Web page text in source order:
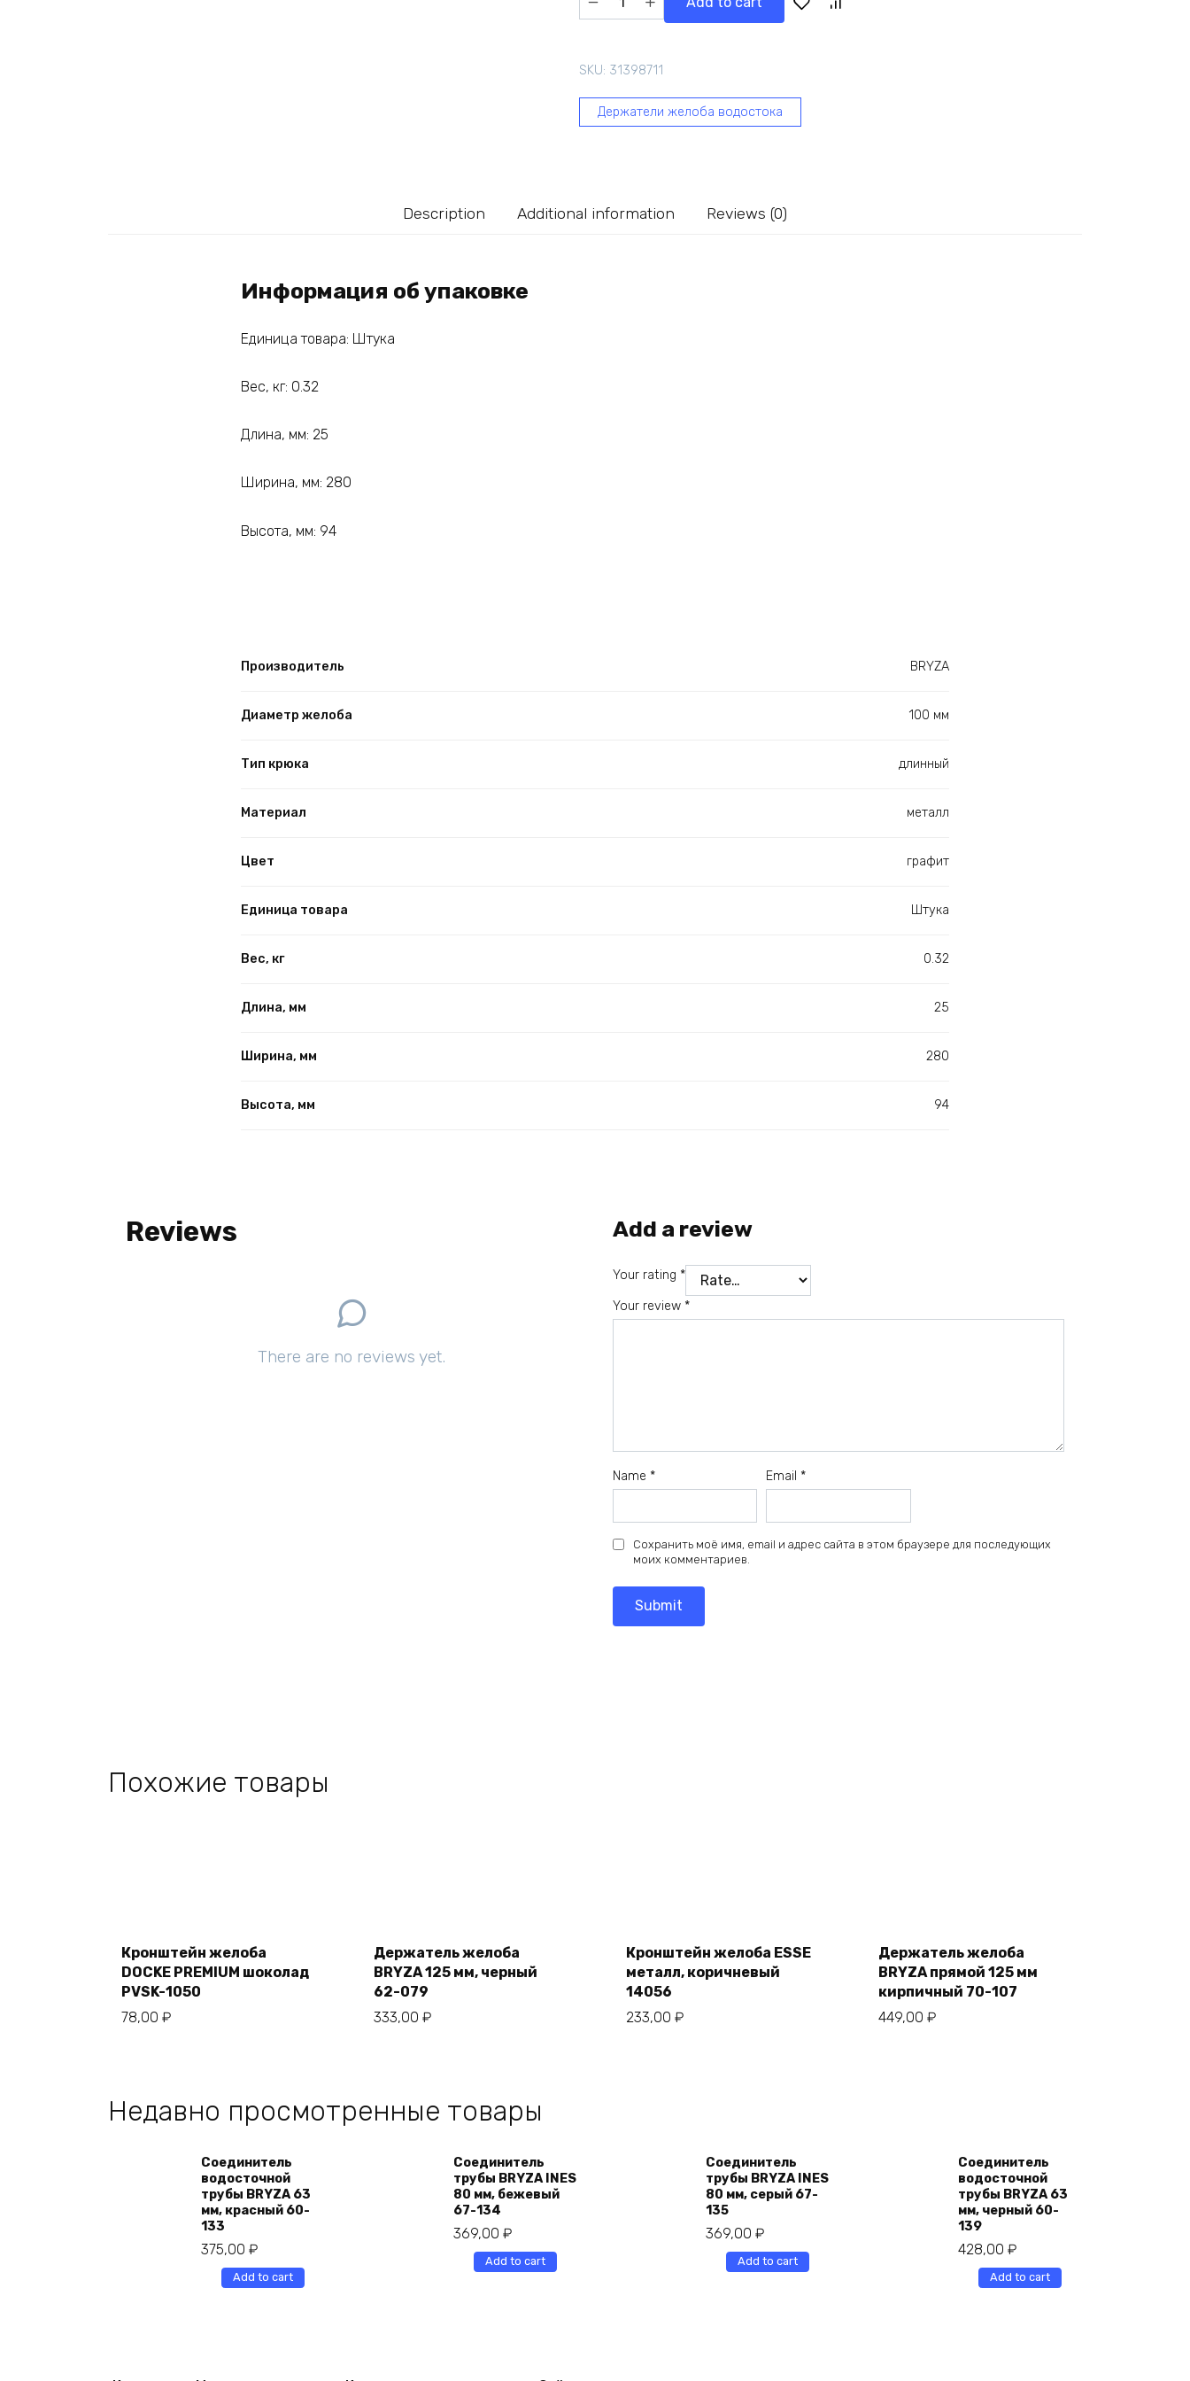
желоба
мм,
графит
70-
SKU: 31398711
Держатели желоба водостока
Description Additional information Reviews (0)
Информация об упаковке
Единица товара: Штука
Вес, кг: 0.32
Длина, мм: 25
Ширина, мм: 280
Высота, мм: 94
Производитель BRYZA
Диаметр желоба 100 мм
Тип крюка длинный
Материал металл
Цвет графит
Единица товара Штука
Вес, кг 0.32
Длина, мм 25
Ширина, мм 280
Высота, мм 94
Reviews
There are no reviews yet.
Add a review
Your rating *
Your review *
Name * Email *
Сохранить моё имя, email и адрес сайта в этом браузере для последующих
моих комментариев.
Похожие товары
cart
Кронштейн желоба
DOCKE PREMIUM шоколад
PVSK-1050
78,00 ₽
cart
Держатель желоба
BRYZA 125 мм, черный
62-079
333,00 ₽
cart
Кронштейн желоба ESSE
металл, коричневый
14056
233,00 ₽
cart
Держатель желоба
BRYZA прямой 125 мм
кирпичный 70-107
449,00 ₽
Недавно просмотренные товары
Соединитель
водосточной
трубы BRYZA 63
мм, краcный 60-
133
375,00 ₽
Add to cart
Соединитель
трубы BRYZA INES
80 мм, бежевый
67-134
369,00 ₽
Add to cart
Соединитель
трубы BRYZA INES
80 мм, серый 67-
135
369,00 ₽
Add to cart
Соединитель
водосточной
трубы BRYZA 63
мм, черный 60-
139
428,00 ₽
Add to cart